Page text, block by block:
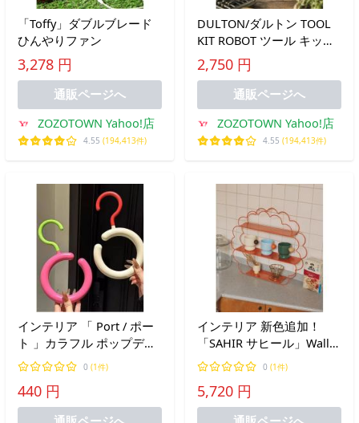
「Toffy」ダブルブレード
ひんやりファン
3,278 円
通販ページへ
ZOZOTOWN Yahoo!店
4.55 (194,413件)
DULTON/ダルトン TOOL
KIT ROBOT ツール キット
ロボット
2,750 円
通販ページへ
ZOZOTOWN Yahoo!店
4.55 (194,413件)
インテリア 「 Port / ポー
ト 」カラフル ポップデザ
イン サークルフック #
0 (1件)
440 円
インテリア 新色追加！
「SAHIR サヒール」Wall
shelf flower0 (1件)
5,720 円